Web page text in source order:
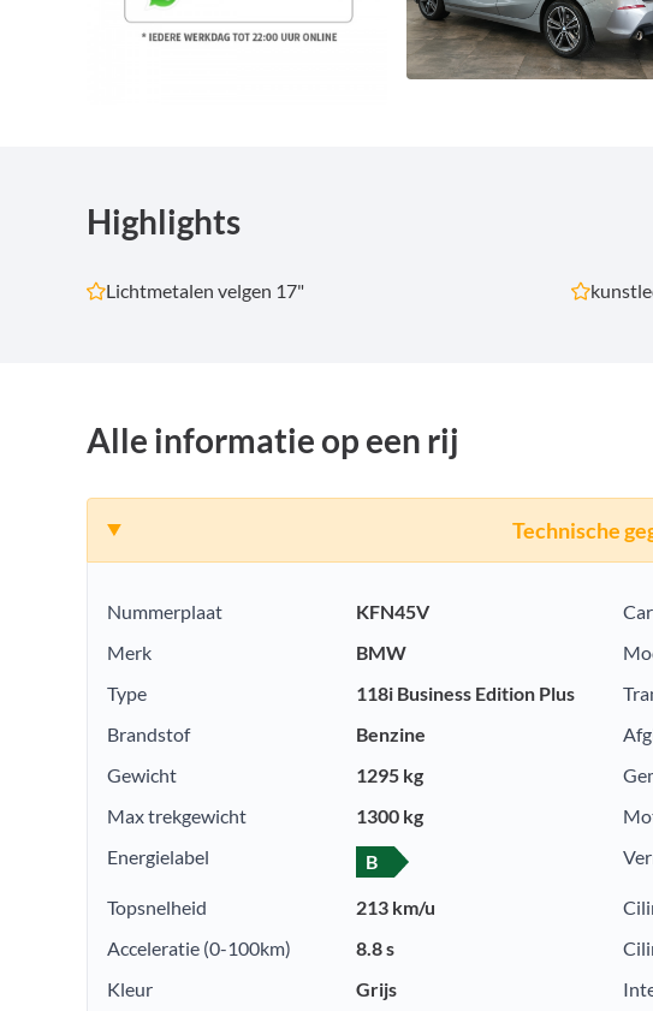
Highlights
Lichtmetalen velgen 17"
Alle informatie op een rij
Technische
Nummerplaat KFN45V
Merk
BMW
Type
118i Business Edition Plus
Brandstof
Benzine
Gewicht
1295 kg
Max trekgewicht
1300 kg
Energielabel
B
Topsnelheid 213 km/u
Acceleratie (0-100km)
8.8 s
Kleur
Grijs